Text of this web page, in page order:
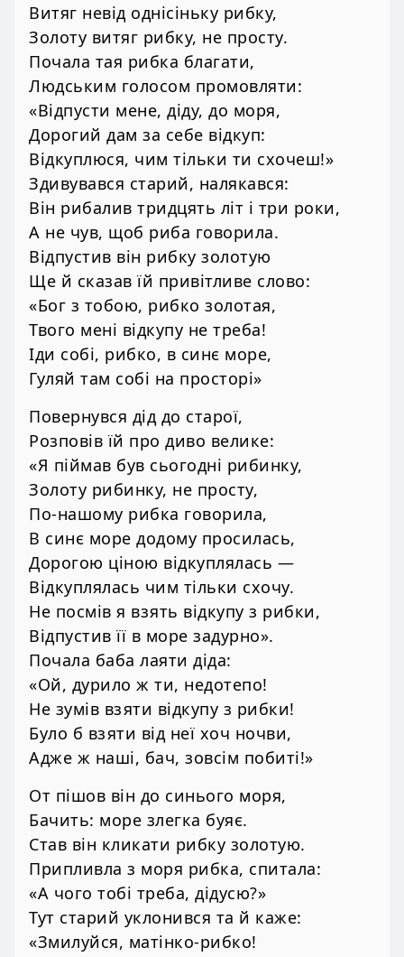
Витяг невід однісіньку рибку,
Золоту витяг рибку, не просту.
Почала тая рибка благати,
Людським голосом промовляти:
«Відпусти мене, діду, до моря,
Дорогий дам за себе відкуп:
Відкуплюся, чим тільки ти схочеш!»
Здивувався старий, налякався:
Він рибалив тридцять літ і три роки,
А не чув, щоб риба говорила.
Відпустив він рибку золотую
Ще й сказав їй привітливе слово:
«Бог з тобою, рибко золотая,
Твого мені відкупу не треба!
Іди собі, рибко, в синє море,
Гуляй там собі на просторі»
Повернувся дід до старої,
Розповів їй про диво велике:
«Я піймав був сьогодні рибинку,
Золоту рибинку, не просту,
По-нашому рибка говорила,
В синє море додому просилась,
Дорогою ціною відкуплялась —
Відкуплялась чим тільки схочу.
Не посмів я взять відкупу з рибки,
Відпустив її в море задурно».
Почала баба лаяти діда:
«Ой, дурило ж ти, недотепо!
Не зумів взяти відкупу з рибки!
Було б взяти від неї хоч ночви,
Адже ж наші, бач, зовсім побиті!»
От пішов він до синього моря,
Бачить: море злегка буяє.
Став він кликати рибку золотую.
Припливла з моря рибка, спитала:
«А чого тобі треба, дідусю?»
Тут старий уклонився та й каже:
«Змилуйся, матінко-рибко!